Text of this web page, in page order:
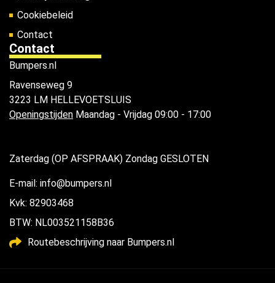
Cookiebeleid
Contact
Contact
Bumpers.nl
Ravenseweg 9
3223 LM HELLEVOETSLUIS
Openingstijden Maandag - Vrijdag 09:00 - 17:00
Zaterdag (OP AFSPRAAK) Zondag GESLOTEN
E-mail: info@bumpers.nl
Kvk: 82903468
BTW: NL003521158B36
Routebeschrijving naar Bumpers.nl